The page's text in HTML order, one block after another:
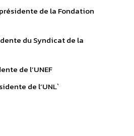
de la Fondation
du Syndicat de la
de l’UNEF
de l’UNL`